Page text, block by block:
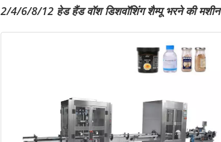
2/4/6/8/12 हेड हैंड वॉश डिशवॉशिंग शैम्पू भरने की मशीन